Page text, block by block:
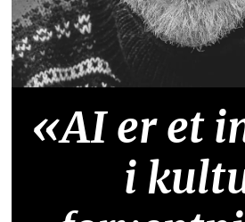
«AI er et
i